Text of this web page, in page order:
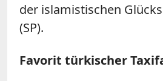
der islamistischen
(SP).
Favorit türkischer